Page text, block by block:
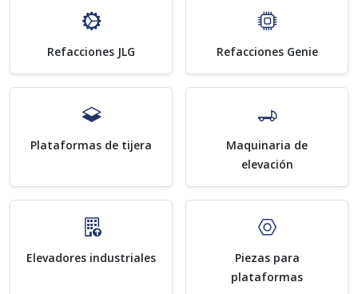
Refacciones JLG Refacciones Genie
Plataformas de tijera
Maquinaria de
elevación
Elevadores industriales
Piezas para
plataformas